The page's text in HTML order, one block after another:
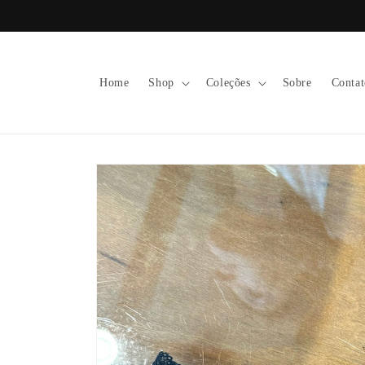
conteúdo
Home Shop Coleções Sobre
as
informações
do produto